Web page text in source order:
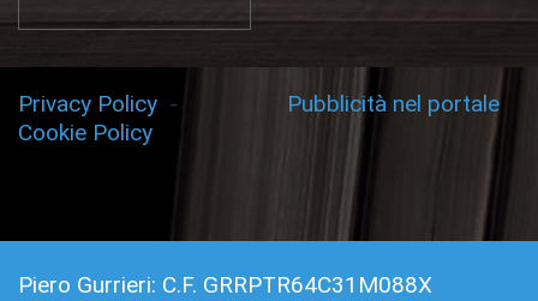
Privacy Policy -
Cookie Policy
Pubblicità nel portale
Piero Gurrieri: C.F. GRRPTR64C31M088X